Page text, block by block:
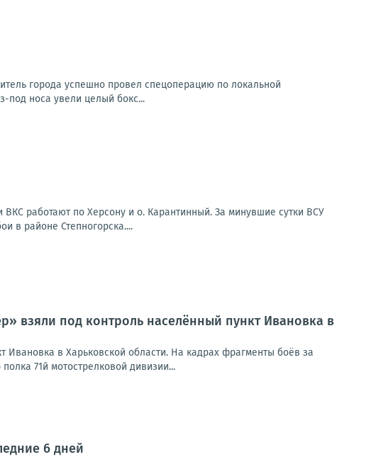
города успешно провел спецоперацию по локальной
под носа увели целый бокс...
работают по Херсону и о. Карантинный. За минувшие сутки ВСУ
в районе Степногорска....
взяли под контроль населённый пункт Ивановка в
Ивановка в Харьковской области. На кадрах фрагменты боёв за
71й мотострелковой дивизии...
6 дней